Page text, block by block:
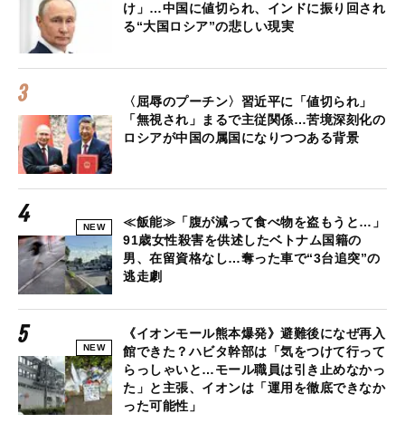
け」…中国に値切られ、インドに振り回され
る“大国ロシア”の悲しい現実
〈屈辱のプーチン〉習近平に「値切られ」
「無視され」まるで主従関係…苦境深刻化の
ロシアが中国の属国になりつつある背景
NEW
≪飯能≫「腹が減って食べ物を盗もうと…」
91歳女性殺害を供述したベトナム国籍の
男、在留資格なし…奪った車で“3台追突”の
逃走劇
NEW
《イオンモール熊本爆発》避難後になぜ再入
館できた？ハビタ幹部は「気をつけて行って
らっしゃいと…モール職員は引き止めなかっ
た」と主張、イオンは「運用を徹底できなか
った可能性」